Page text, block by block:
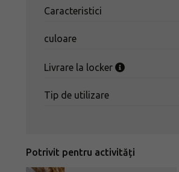
Caracteristici
culoare
Livrare la locker
Tip de utilizare
Potrivit pentru activități